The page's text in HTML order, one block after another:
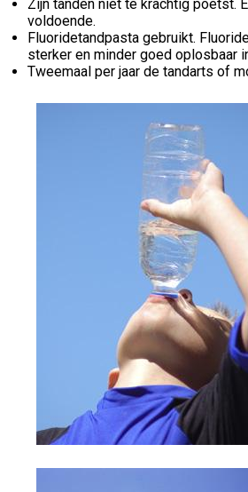
Zijn tanden niet te krachtig poetst.
voldoende.
Fluoridetandpasta gebruikt.
sterker en minder goed oplosbaar
Tweemaal per jaar de tandarts of